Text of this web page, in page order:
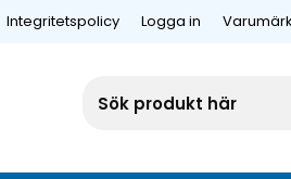
Integritetspolicy Logga in